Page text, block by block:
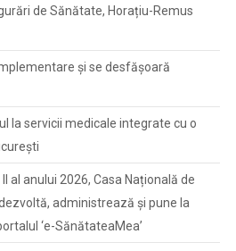
de Sănătate, Horațiu-Remus
și se desfășoară
la servicii medicale integrate cu o
al anului 2026, Casa Națională de
administrează și pune la
‘e-SănătateaMea’